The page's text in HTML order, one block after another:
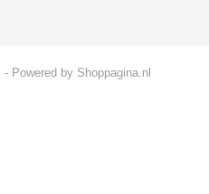
Powered by Shoppagina.nl